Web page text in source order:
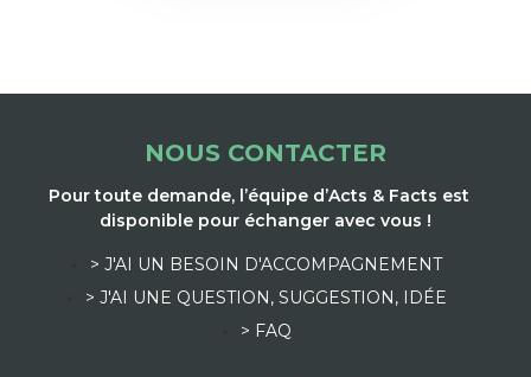
NOUS CONTACTER
Pour toute demande, l’équipe d’Acts & Facts est
disponible pour échanger avec vous !
> J'AI UN BESOIN D'ACCOMPAGNEMENT
> J'AI UNE QUESTION, SUGGESTION, IDÉE
> FAQ